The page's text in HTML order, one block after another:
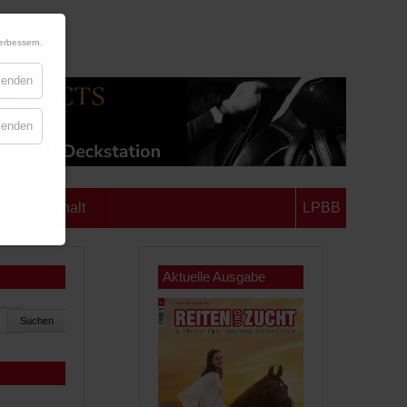
Anhalt LPBB
Suchen
Aktuelle Ausgabe